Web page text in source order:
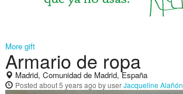
More gift
Armario de ropa
Madrid, Comunidad de Madrid, España
Posted about 5 years ago by userJacqueline Alañón